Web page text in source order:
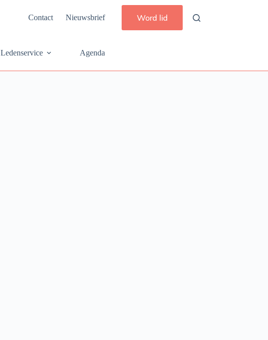
Contact Nieuwsbrief Word lid
Ledenservice Agenda